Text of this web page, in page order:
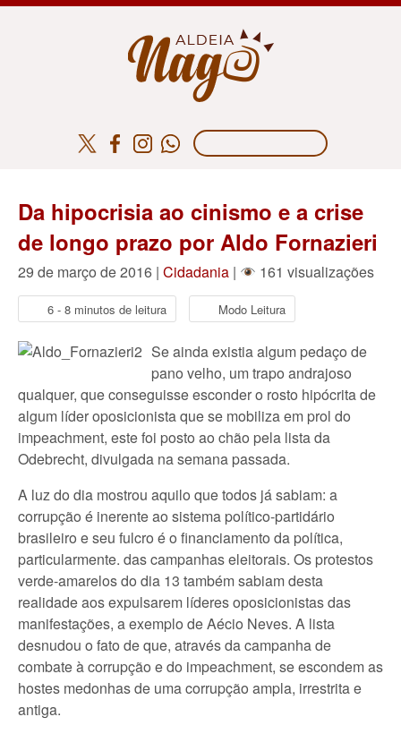
Da hipocrisia ao cinismo e a crise
de longo prazo por Aldo Fornazieri
29 de março de 2016 | Cidadania | 161 visualizações
6 - 8 minutos de leitura Modo Leitura
Se ainda existia algum pedaço de
pano velho, um trapo andrajoso
qualquer, que conseguisse esconder o rosto hipócrita de
algum líder oposicionista que se mobiliza em prol do
impeachment, este foi posto ao chão pela lista da
Odebrecht, divulgada na semana passada.
A luz do dia mostrou aquilo que todos já sabiam: a
corrupção é inerente ao sistema político-partidário
brasileiro e seu fulcro é o financiamento da política,
particularmente. das campanhas eleitorais. Os protestos
verde-amarelos do dia 13 também sabiam desta
realidade aos expulsarem líderes oposicionistas das
manifestações, a exemplo de Aécio Neves. A lista
desnudou o fato de que, através da campanha de
combate à corrupção e do impeachment, se escondem as
hostes medonhas de uma corrupção ampla, irrestrita e
antiga.